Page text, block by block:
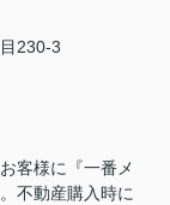
230-3
客様に『一番メ
不動産購入時に